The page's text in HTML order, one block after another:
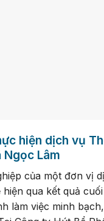
hiện dịch vụ
Ngọc Lâm
của một đơn vị
qua kết quả
làm việc minh